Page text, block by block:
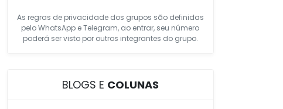
As regras de privacidade dos grupos são definidas
pelo WhatsApp e Telegram, ao entrar, seu número
poderá ser visto por outros integrantes do grupo.
BLOGS E COLUNAS